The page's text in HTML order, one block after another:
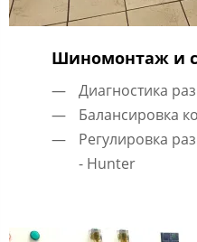
Шиномонтаж и
Диагностика
Балансировка
Регулировка
- Hunter